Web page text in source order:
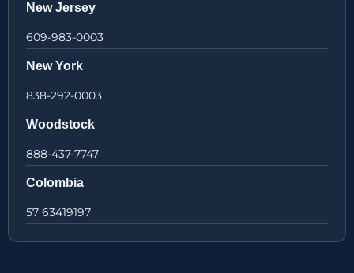
New Jersey
609-983-0003
New York
838-292-0003
Woodstock
888-437-7747
Colombia
57 63419197